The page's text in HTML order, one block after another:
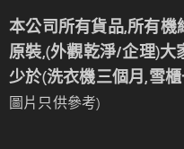
本公司所有貨品,所有機
原裝,(外觀乾淨/企理)大
少於(洗衣機三個月,雪
圖片只供參考)